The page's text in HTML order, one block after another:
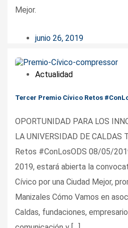
Mejor.
junio 26, 2019
Actualidad
Tercer Premio Cívico Retos
OPORTUNIDAD PARA LOS
LA UNIVERSIDAD DE CALDAS
Retos #ConLosODS 08/05/
2019, estará abierta la
Cívico por una Ciudad Mejor,
Manizales Cómo Vamos en
Caldas, fundaciones,